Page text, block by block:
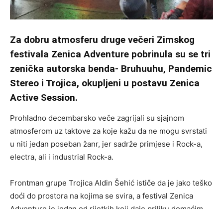
Za dobru atmosferu druge večeri Zimskog
festivala Zenica Adventure pobrinula su se tri
zenička autorska benda- Bruhuuhu, Pandemic
Stereo i Trojica, okupljeni u postavu Zenica
Active Session.
Prohladno decembarsko veče zagrijali su sjajnom
atmosferom uz taktove za koje kažu da ne mogu svrstati
u niti jedan poseban žanr, jer sadrže primjese i Rock-a,
electra, ali i industrial Rock-a.
Frontman grupe Trojica Aldin Šehić ističe da je jako teško
doći do prostora na kojima se svira, a festival Zenica